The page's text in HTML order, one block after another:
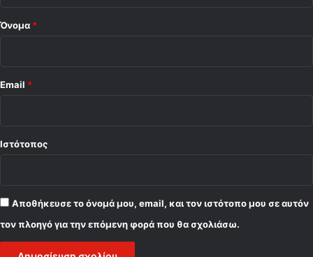
Όνομα *
Email *
Ιστότοπος
Αποθήκευσε το όνομά μου, email, και τον ιστότοπο μου σε αυτόν
τον πλοηγό για την επόμενη φορά που θα σχολιάσω.